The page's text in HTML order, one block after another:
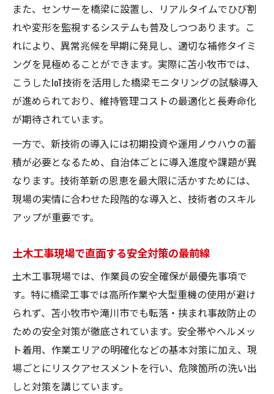
滝川市の道路台帳で見るインフラ戦略
道路台帳活用が示す土木計画の重要性
土木視点で分析する滝川市の道路管理
台帳データから読み解く土木の課題整理
土木分野が道路戦略に果たす実務力
インフラ維持に欠かせない土木の知見
土木知識が地域インフラ維持に果たす役割
持続可能性を支える土木技術と考え方
土木から学ぶインフラ問題の解決アプロー
チ
土木の専門性で高まるインフラの信頼性
今後注目すべき橋梁維持管理のポイント
土木技術で実現する橋梁維持管理の新潮流
点検・診断で活きる土木分野の専門性
土木が進化させる橋梁耐久性向上の取組み
土木視点で考えるメンテナンス最適化策
今求められる土木知識と橋梁維持の関係性
また、センサーを橋梁に設置し、リアルタイムでひび割
れや変形を監視するシステムも普及しつつあります。こ
れにより、異常兆候を早期に発見し、適切な補修タイミ
ングを見極めることができます。実際に苫小牧市では、
こうしたIoT技術を活用した橋梁モニタリングの試験導入
が進められており、維持管理コストの最適化と長寿命化
が期待されています。
一方で、新技術の導入には初期投資や運用ノウハウの蓄
積が必要となるため、自治体ごとに導入進度や課題が異
なります。技術革新の恩恵を最大限に活かすためには、
現場の実情に合わせた段階的な導入と、技術者のスキル
アップが重要です。
土木工事現場で直面する安全対策の最前線
土木工事現場では、作業員の安全確保が最優先事項で
す。特に橋梁工事では高所作業や大型重機の使用が避け
られず、苫小牧市や滝川市でも転落・挟まれ事故防止の
ための安全対策が徹底されています。安全帯やヘルメッ
ト着用、作業エリアの明確化などの基本対策に加え、現
場ごとにリスクアセスメントを行い、危険箇所の洗い出
しと対策を講じています。